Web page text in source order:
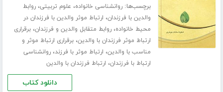
برچسب‌ها:روانشناسی خانواده، علوم تربیتی،روابط
والدین با فرزندان، ارتباط موثر والدین با فرزندان در
محیط خانواده،روابط متقابل والدین و فرزندان،برقراری
ارتباط موثر فرزندان با والدین،برقراری ارتباط موثر و
مناسب با والدین، ارتباط موثر با فرزند،روانشناسی
ارتباط با فرزندان، ارتباط فرزندان با والدین
دانلود کتاب